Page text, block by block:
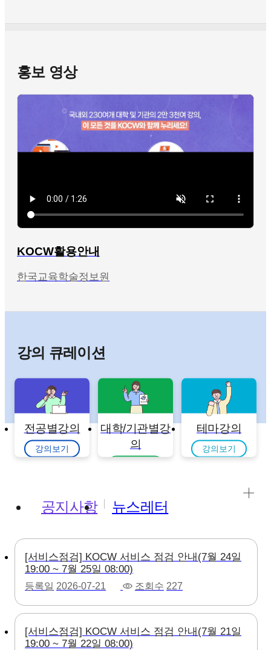
홍보 영상
KOCW활용안내
한국교육학술정보원
강의 큐레이션
전공별강의
강의보기
대학/기관별강
의
테마강의
강의보기
공지사항 뉴스레터
[서비스점검] KOCW 서비스 점검 안내(7월 24일
19:00 ~ 7월 25일 08:00)
등록일 2026-07-21 조회수 227
[서비스점검] KOCW 서비스 점검 안내(7월 21일
19:00 ~ 7월 22일 08:00)